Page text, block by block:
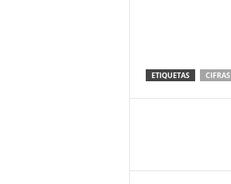
ETIQUETAS CIFRAS